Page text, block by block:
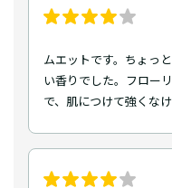
ムエットです。ちょっ
い香りでした。フロー
で、肌につけて強くな